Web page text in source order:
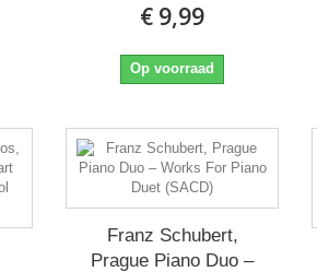
€ 9,99
Op voorraad
Franz Schubert,
Prague Piano Duo ‎–